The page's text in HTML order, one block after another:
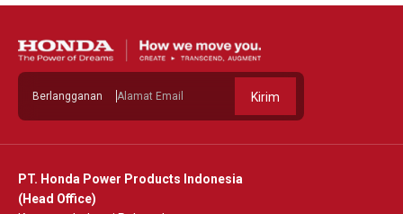
Berlangganan Kirim
PT. Honda Power Products Indonesia
(Head Office)